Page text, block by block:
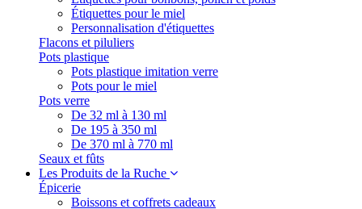
Étiquettes pour le miel
Personnalisation d'étiquettes
Flacons et piluliers
Pots plastique
Pots plastique imitation verre
Pots pour le miel
Pots verre
De 32 ml à 130 ml
De 195 à 350 ml
De 370 ml à 770 ml
Seaux et fûts
Les Produits de la Ruche
Épicerie
Boissons et coffrets cadeaux